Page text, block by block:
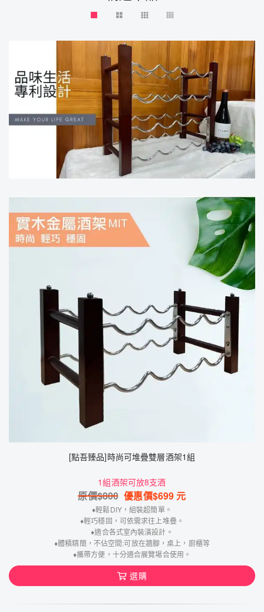
[點吾臻品]時尚可堆疊雙層酒架1組
1組酒架可放8支酒
原價$800 優惠價$699 元
♦️輕鬆DIY，組裝超簡單。
♦️輕巧穩固，可依需求往上堆疊。
♦️適合各式室內裝潢設計。
♦️體積精簡，不佔空間:可放在牆腳，桌上，廚櫃等
♦️攜帶方便，十分適合展覽場合使用。
選購